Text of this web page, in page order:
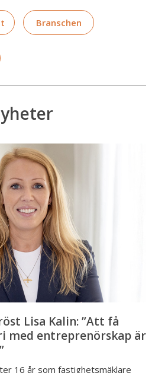
Branschen
Lisa Kalin: ”Att få
med entreprenörskap är
16 år som fastighetsmäklare